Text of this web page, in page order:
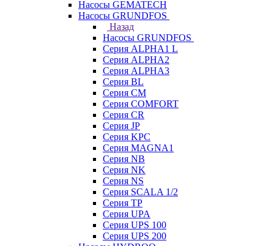
Насосы GEMATECH
Насосы GRUNDFOS
Назад
Насосы GRUNDFOS
Серия ALPHA1 L
Серия ALPHA2
Серия ALPHA3
Серия BL
Серия CM
Серия COMFORT
Серия CR
Серия JP
Серия KPC
Серия MAGNA1
Серия NB
Серия NK
Серия NS
Серия SCALA 1/2
Серия TP
Серия UPA
Серия UPS 100
Серия UPS 200